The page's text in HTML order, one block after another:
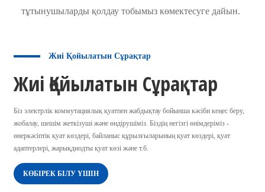
тұтынушыларды қолдау тобымыз көмектесуге дайын.
Жиі Қойылатын Сұрақтар
Жиі Қойылатын Сұрақтар
Біз электрлік коммутациялық қуатпен жабдықтау бойынша кәсіби кеңес беру,
жобалау, шешім жеткізуші және өндірушіміз. Біздің негізгі өнімдеріміз -
өнеркәсіптік қуат көздері, байланыс құрылғыларының қуат көздері, қуат
адаптерлері, жарықдиодты қуат көзі және т.б.
КӨБІРЕК БІЛУ ҮШІН